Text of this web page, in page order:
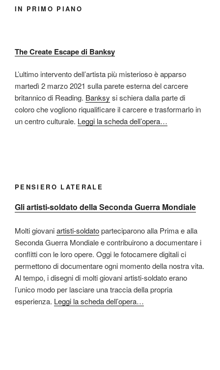
IN PRIMO PIANO
The Create Escape di Banksy
L’ultimo intervento dell’artista più misterioso è apparso
martedì 2 marzo 2021 sulla parete esterna del carcere
britannico di Reading. Banksy si schiera dalla parte di
coloro che vogliono riqualificare il carcere e trasformarlo in
un centro culturale. Leggi la scheda dell’opera…
PENSIERO LATERALE
Gli artisti-soldato della Seconda Guerra Mondiale
Molti giovaniartisti-soldatoparteciparono alla Prima e alla
Seconda Guerra Mondiale e contribuirono a documentare i
conflitti con le loro opere. Oggi le fotocamere digitali ci
permettono di documentare ogni momento della nostra vita.
Al tempo, i disegni di molti giovani artisti-soldato erano
l’unico modo per lasciare una traccia della propria
esperienza. Leggi la scheda dell’opera…